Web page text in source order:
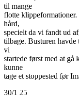
til mange
flotte
hård,
specielt da vi fandt ud
tilbage. Busturen havde
vi
startede først med at
kunne
tage et stoppested før
30/1 25